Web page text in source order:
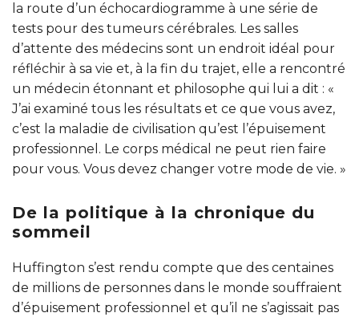
la route d’un échocardiogramme à une série de
tests pour des tumeurs cérébrales. Les salles
d’attente des médecins sont un endroit idéal pour
réfléchir à sa vie et, à la fin du trajet, elle a rencontré
un médecin étonnant et philosophe qui lui a dit : «
J’ai examiné tous les résultats et ce que vous avez,
c’est la maladie de civilisation qu’est l’épuisement
professionnel. Le corps médical ne peut rien faire
pour vous. Vous devez changer votre mode de vie. »
De la politique à la chronique du
sommeil
Huffington s’est rendu compte que des centaines
de millions de personnes dans le monde souffraient
d’épuisement professionnel et qu’il ne s’agissait pas